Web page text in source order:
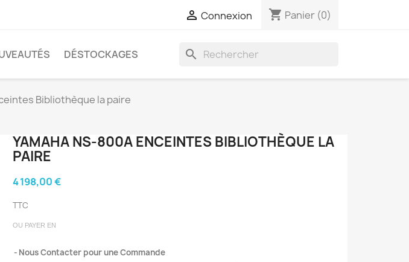
 Connexion shopping_cart Panier (0)
DÉSTOCKAGES search
Bibliothèque la paire
YAMAHA NS-800A ENCEINTES BIBLIOTHÈQUE LA
PAIRE
4 198,00 €
TTC
OU PAYER EN
Nous Contacter pour une Commande